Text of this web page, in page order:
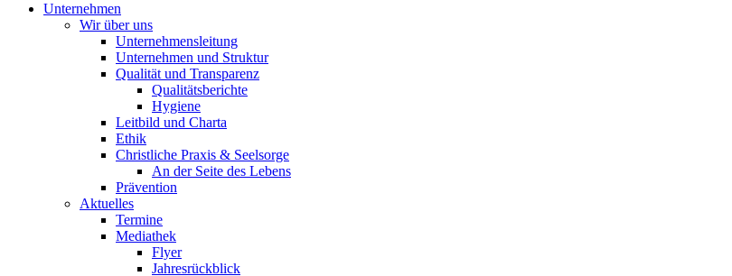
Unternehmen
Wir über uns
Unternehmensleitung
Unternehmen und Struktur
Qualität und Transparenz
Qualitätsberichte
Hygiene
Leitbild und Charta
Ethik
Christliche Praxis & Seelsorge
An der Seite des Lebens
Prävention
Aktuelles
Termine
Mediathek
Flyer
Jahresrückblick